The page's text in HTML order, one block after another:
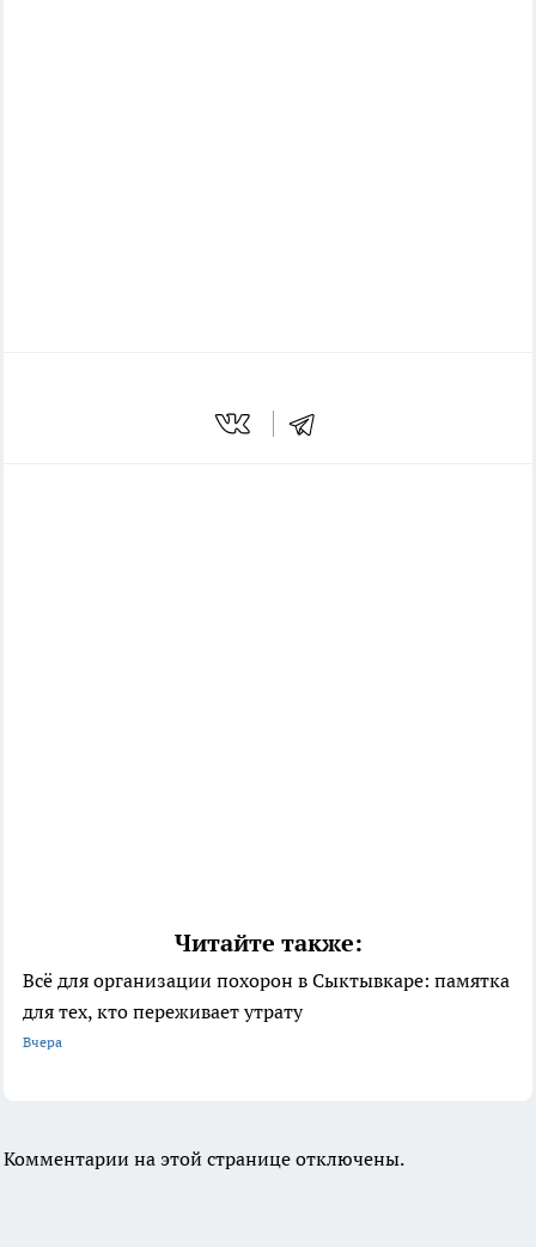
Читайте также:
Всё для организации похорон в Сыктывкаре: памятка
для тех, кто переживает утрату
Вчера
Комментарии на этой странице отключены.